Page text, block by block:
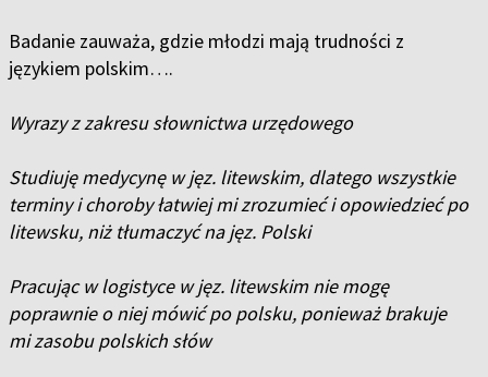
Badanie zauważa, gdzie młodzi mają trudności z
językiem polskim….
Wyrazy z zakresu słownictwa urzędowego
Studiuję medycynę w jęz. litewskim, dlatego wszystkie
terminy i choroby łatwiej mi zrozumieć i opowiedzieć po
litewsku, niż tłumaczyć na jęz. Polski
Pracując w logistyce w jęz. litewskim nie mogę
poprawnie o niej mówić po polsku, ponieważ brakuje
mi zasobu polskich słów